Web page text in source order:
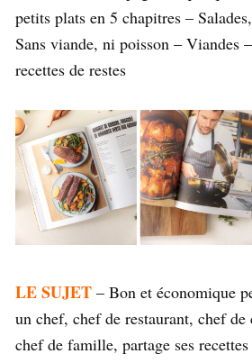
petits plats en 5 chapitres –
Sans viande, ni poisson – Viandes
recettes de restes
LE SUJET – Bon et économique
un chef, chef de restaurant, chef de
chef de famille, partage ses